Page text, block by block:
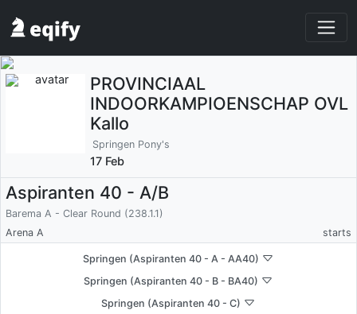
PROVINCIAAL
INDOORKAMPIOENSCHAP OVL
Kallo
Springen Pony's
17 Feb
Aspiranten 40 - A/B
Barema A - Clear Round (238.1.1)
Arena A
starts
Springen (Aspiranten 40 - A - AA40)
Springen (Aspiranten 40 - B - BA40)
Springen (Aspiranten 40 - C)